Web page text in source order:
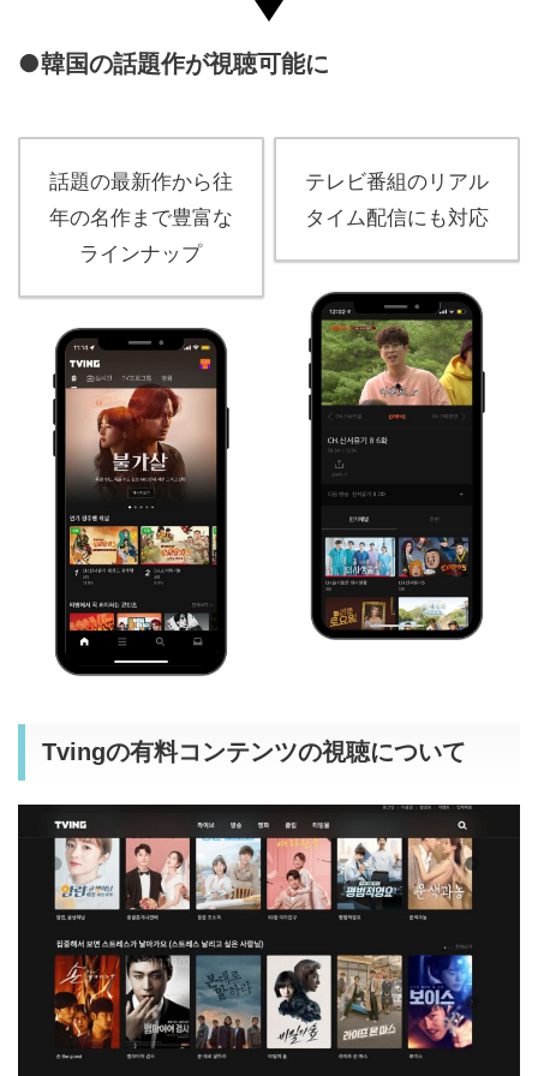
●韓国の話題作が視聴可能に
話題の最新作から往
年の名作まで豊富な
ラインナップ
テレビ番組のリアル
タイム配信にも対応
Tvingの有料コンテンツの視聴について